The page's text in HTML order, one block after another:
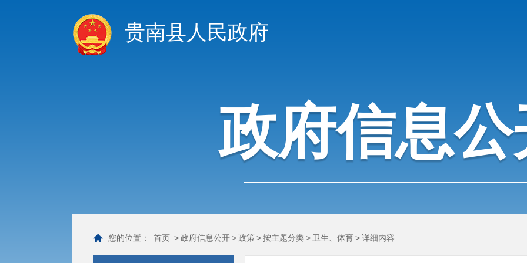
贵南县人民政府
政府信息公
您的位置： 首页 >政府信息公开>政策 >按主题分类> 卫生、体育>详细内容